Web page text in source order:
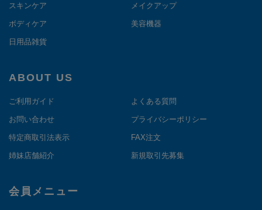
スキンケア メイクアップ
ボディケア 美容機器
日用品雑貨
ABOUT US
ご利用ガイド よくある質問
お問い合わせ プライバシーポリシー
特定商取引法表示 FAX注文
姉妹店舗紹介 新規取引先募集
会員メニュー